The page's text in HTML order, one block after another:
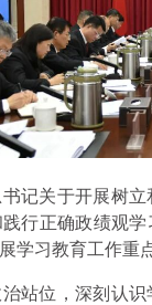
记关于开展树
行正确政绩观
学习教育工作重
站位，深刻认